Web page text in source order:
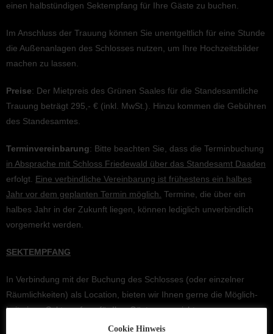
einen halbstün­di­gen Sektemp­fang für Ihre Gäste zu buchen.
Im Anschluss der Trauung können Sie unent­gelt­lich für eine Stunde
die Außen­an­la­gen des Schlos­ses nutzen, um Ihre Hochzeits­bil­der
machen zu lassen.
Preise: Der Mietpreis des Grünen Saales für die Standes­amt­li­che
Trauung beträgt 295,- € (inkl. MwSt.). Hinzu kommen die Gebüh­ren
des Standesamtes.
Termin­ver­ein­ba­rung: Bitte beach­ten Sie, dass die Termin­bu­chung
in Abspra­che mit Schloss Friedewald über das Standes­amt Daaden
erfolgt. Eine verbind­li­che Verein­ba­rung ist frühes­tens ein halbes
Jahr vor dem geplan­ten Termin möglich. Termine, die über ein
halbes Jahr in der Zukunft liegen, können ledig­lich unver­bind­lich
vorge­merkt werden.
SEKTEMPFANG
In Verbin­dung mit der Buchung des Schlos­ses (oder einzel­ner
Räumlich­kei­ten) als Location, bieten wir Ihnen gerne die Möglich­
keit einen Sektemp­fang für Ihre Gäste auszurichten.
Cookie Hinweis